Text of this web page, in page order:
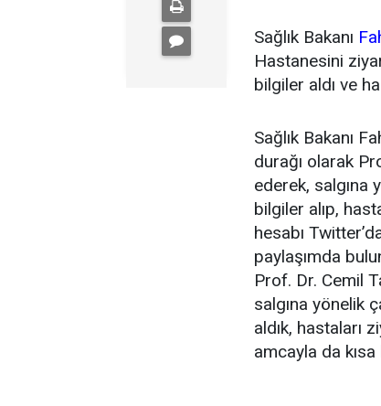
Sağlık Bakanı
Hastanesini
bilgiler aldı ve
Sağlık Bakanı
durağı olarak
ederek, salgına
bilgiler alıp,
hesabı
paylaşımda
Prof. Dr. Cemil
salgına yönelik
aldık, hastaları
amcayla da